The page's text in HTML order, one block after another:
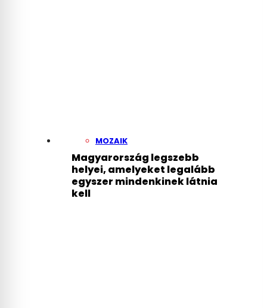
MOZAIK
Magyarország legszebb
helyei, amelyeket legalább
egyszer mindenkinek látnia
kell